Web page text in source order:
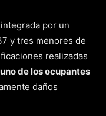
integrada por un
y tres menores de
realizadas
de los ocupantes
daños